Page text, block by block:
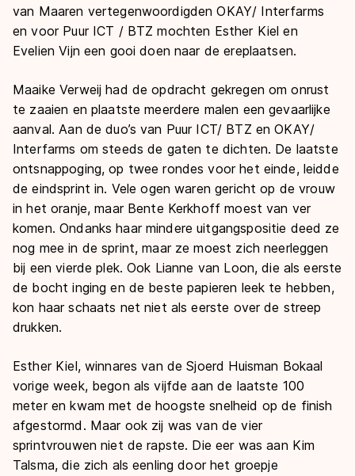
van Maaren vertegenwoordigden OKAY/ Interfarms
en voor Puur ICT / BTZ mochten Esther Kiel en
Evelien Vijn een gooi doen naar de ereplaatsen.
Maaike Verweij had de opdracht gekregen om onrust
te zaaien en plaatste meerdere malen een gevaarlijke
aanval. Aan de duo’s van Puur ICT/ BTZ en OKAY/
Interfarms om steeds de gaten te dichten. De laatste
ontsnappoging, op twee rondes voor het einde, leidde
de eindsprint in. Vele ogen waren gericht op de vrouw
in het oranje, maar Bente Kerkhoff moest van ver
komen. Ondanks haar mindere uitgangspositie deed ze
nog mee in de sprint, maar ze moest zich neerleggen
bij een vierde plek. Ook Lianne van Loon, die als eerste
de bocht inging en de beste papieren leek te hebben,
kon haar schaats net niet als eerste over de streep
drukken.
Esther Kiel, winnares van de Sjoerd Huisman Bokaal
vorige week, begon als vijfde aan de laatste 100
meter en kwam met de hoogste snelheid op de finish
afgestormd. Maar ook zij was van de vier
sprintvrouwen niet de rapste. Die eer was aan Kim
Talsma, die zich als eenling door het groepje